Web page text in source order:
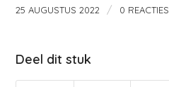
25 AUGUSTUS 2022 / 0 REACTIES
Deel dit stuk